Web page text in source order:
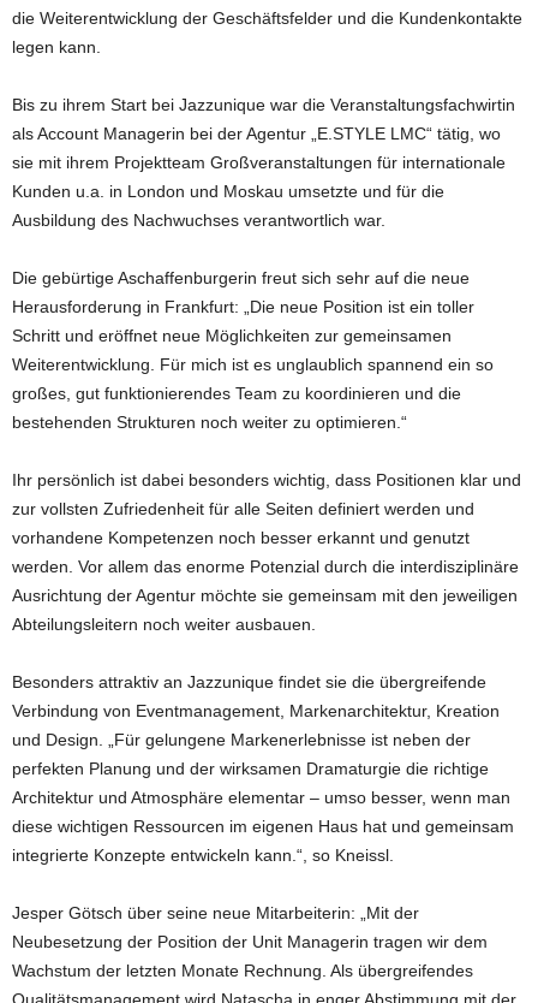
die Weiterentwicklung der Geschäftsfelder und die Kundenkontakte
legen kann.
Bis zu ihrem Start bei Jazzunique war die Veranstaltungsfachwirtin
als Account Managerin bei der Agentur „E.STYLE LMC“ tätig, wo
sie mit ihrem Projektteam Großveranstaltungen für internationale
Kunden u.a. in London und Moskau umsetzte und für die
Ausbildung des Nachwuchses verantwortlich war.
Die gebürtige Aschaffenburgerin freut sich sehr auf die neue
Herausforderung in Frankfurt: „Die neue Position ist ein toller
Schritt und eröffnet neue Möglichkeiten zur gemeinsamen
Weiterentwicklung. Für mich ist es unglaublich spannend ein so
großes, gut funktionierendes Team zu koordinieren und die
bestehenden Strukturen noch weiter zu optimieren.“
Ihr persönlich ist dabei besonders wichtig, dass Positionen klar und
zur vollsten Zufriedenheit für alle Seiten definiert werden und
vorhandene Kompetenzen noch besser erkannt und genutzt
werden. Vor allem das enorme Potenzial durch die interdisziplinäre
Ausrichtung der Agentur möchte sie gemeinsam mit den jeweiligen
Abteilungsleitern noch weiter ausbauen.
Besonders attraktiv an Jazzunique findet sie die übergreifende
Verbindung von Eventmanagement, Markenarchitektur, Kreation
und Design. „Für gelungene Markenerlebnisse ist neben der
perfekten Planung und der wirksamen Dramaturgie die richtige
Architektur und Atmosphäre elementar – umso besser, wenn man
diese wichtigen Ressourcen im eigenen Haus hat und gemeinsam
integrierte Konzepte entwickeln kann.“, so Kneissl.
Jesper Götsch über seine neue Mitarbeiterin: „Mit der
Neubesetzung der Position der Unit Managerin tragen wir dem
Wachstum der letzten Monate Rechnung. Als übergreifendes